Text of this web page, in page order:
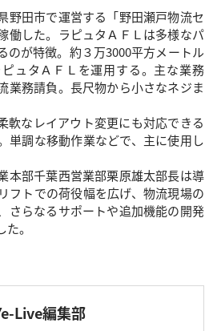
野田市で運営する「野田瀬戸物流セ
働した。ラピュタＡＦＬは多様なパ
のが特徴。約３万3000平方メートル
ュタＡＦＬを運用する。主な業務
業務請負。長尺物から小さなネジま
軟なレイアウト変更にも対応できる
単調な移動作業などで、主に使用し
本部千葉西営業部栗原雄太部長は導
フトでの荷役幅を広げ、物流現場の
さらなるサポートや追加機能の開発
。
Live編集部